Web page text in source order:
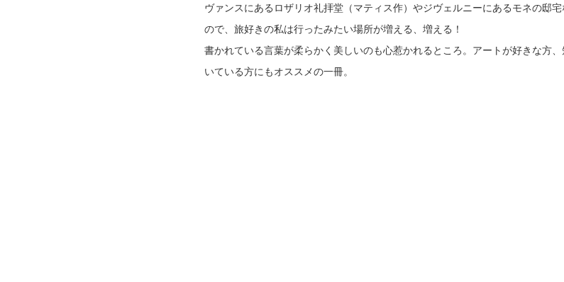
ヴァンスにあるロザリオ礼拝堂（マティス作）やジヴェルニーにあるモネの邸
ので、旅好きの私は行ったみたい場所が増える、増える！
書かれている言葉が柔らかく美しいのも心惹かれるところ。アートが好きな方
いている方にもオススメの一冊。